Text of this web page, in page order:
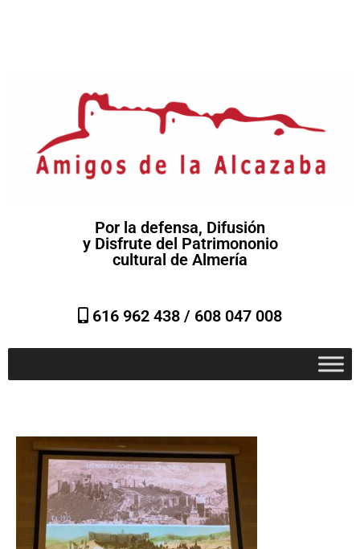
Por la defensa, Difusión
y Disfrute del Patrimononio
cultural de Almería
616 962 438 / 608 047 008